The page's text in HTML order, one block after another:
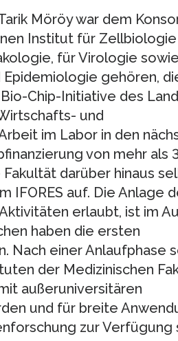
Möröy war dem
Institut für
für Virologie
gehören,
Chip-Initiative des
und
im Labor in den
von mehr als
darüber hinaus
IFORES auf. Die Anlage
erlaubt, ist im
haben die ersten
Nach einer Anlaufphase
der Medizinischen
außeruniversitären
und für breite
zur Verfügung